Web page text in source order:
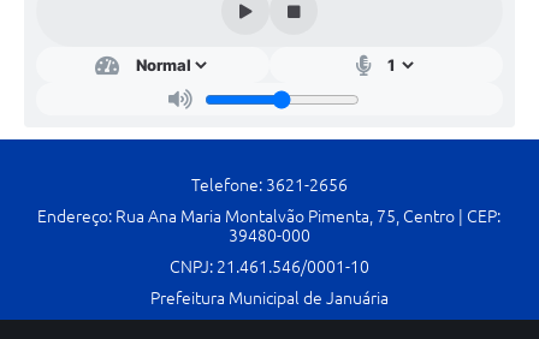
Telefone: 3621-2656
Endereço: Rua Ana Maria Montalvão Pimenta, 75, Centro | CEP:
39480-000
CNPJ: 21.461.546/0001-10
Prefeitura Municipal de Januária